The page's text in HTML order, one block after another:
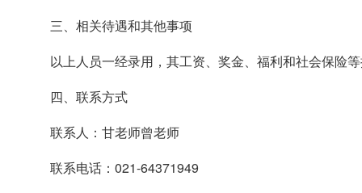
三、相关待遇和其他事项
以上人员一经录用，其工资、奖金、福利和社会保险
四、联系方式
联系人：甘老师曾老师
联系电话：021-64371949